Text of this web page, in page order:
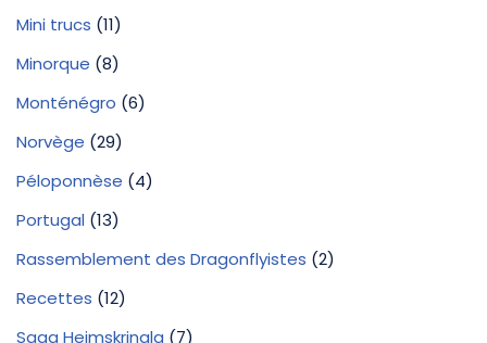
Mini trucs (11)
Minorque (8)
Monténégro (6)
Norvège (29)
Péloponnèse (4)
Portugal (13)
Rassemblement des Dragonflyistes (2)
Recettes (12)
Saga Heimskringla (7)